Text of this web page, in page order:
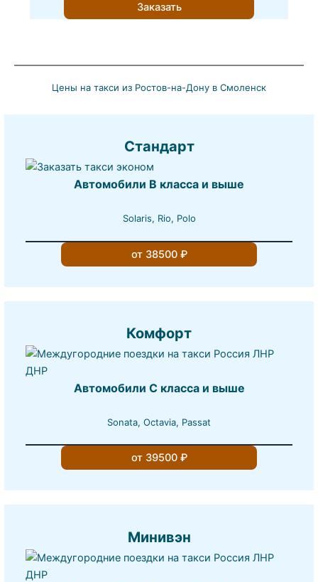
Заказать
Цены на такси из Ростов-на-Дону в Смоленск
Стандарт
Автомобили B класса и выше
Solaris, Rio, Polo
от 38500 ₽
Комфорт
Автомобили С класса и выше
Sonata, Octavia, Passat
от 39500 ₽
Минивэн